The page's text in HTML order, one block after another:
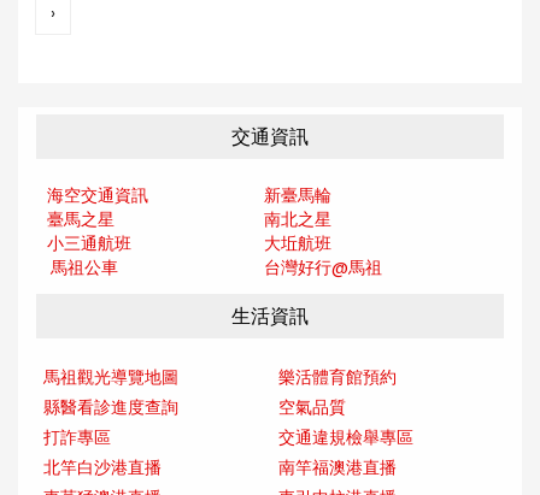
›
交通資訊
海空交通資訊
新臺馬輪
臺馬之星
南北之星
小三通航班
大坵航班
馬祖公車
台灣好行@馬祖
生活資訊
馬祖觀光導覽地圖
樂活體育館預約
縣醫看診進度查詢
空氣品質
打詐專區
交通違規檢舉專區
北竿白沙港直播
南竿福澳港直播